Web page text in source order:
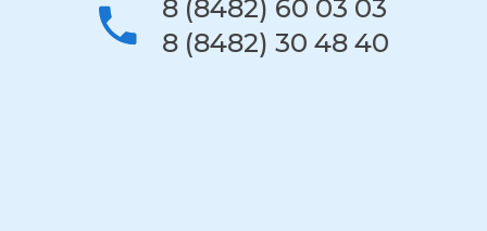
8 (8482) 60 03 03
8 (8482) 30 48 40